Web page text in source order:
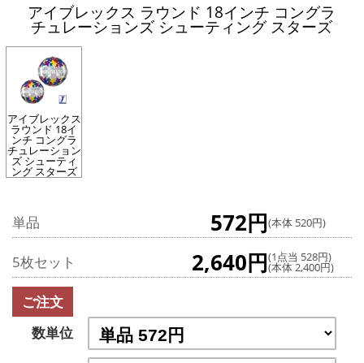
アイブレックス ラウンド 18インチ コングラ
チュレーションズ シューティング スターズ
アイブレックス
ラウンド 18イ
ンチ コングラ
チュレーション
ズ シューティ
ング スターズ
単品 572円(本体 520円)
5枚セット 2,640円(1点当 528円)
(本体 2,400円)
ご注文
数単位